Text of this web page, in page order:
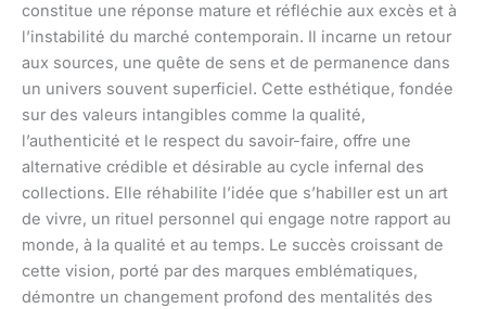
constitue une réponse mature et réfléchie aux excès et à
l’instabilité du marché contemporain. Il incarne un retour
aux sources, une quête de sens et de permanence dans
un univers souvent superficiel. Cette esthétique, fondée
sur des valeurs intangibles comme la qualité,
l’authenticité et le respect du savoir-faire, offre une
alternative crédible et désirable au cycle infernal des
collections. Elle réhabilite l’idée que s’habiller est un art
de vivre, un rituel personnel qui engage notre rapport au
monde, à la qualité et au temps. Le succès croissant de
cette vision, porté par des marques emblématiques,
démontre un changement profond des mentalités des